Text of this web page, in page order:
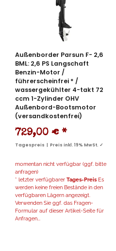
Außenborder Parsun F- 2,6
BML: 2,6 PS Langschaft
Benzin-Motor /
führerscheinfrei * /
wassergekühlter 4-takt 72
ccm 1-Zylinder OHV
Außenbord-Bootsmotor
(versandkostenfrei)
729,00 € *
Tagespreis | Preis inkl. 19% MwSt. ✓
momentan nicht verfügbar (ggf. bitte
anfragen)
* letzter verfügbarer Tages-Preis Es
werden keine freien Bestände in den
verfügbaren Lägern angezeigt.
Verwenden Sie ggf. das Fragen-
Formular auf dieser Artikel-Seite für
Anfragen...